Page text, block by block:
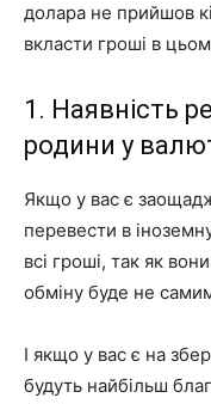
долара не прийшов
вкласти гроші в
1. Наявність
родини у
Якщо у вас є
перевести в
всі гроші, так як
обміну буде не
І якщо у вас є на
будуть найбільш